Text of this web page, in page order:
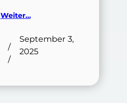
Weiter…
/
/
September 3,
2025